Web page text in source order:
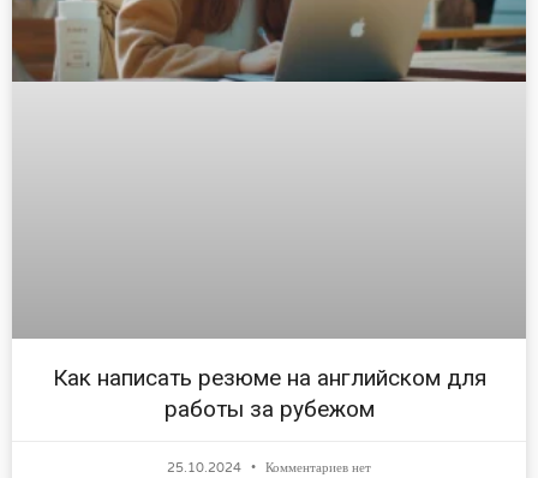
Как написать резюме на английском для
работы за рубежом
25.10.2024 Комментариев нет